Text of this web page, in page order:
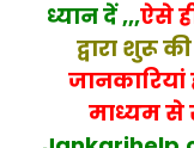
ध्यान दें ,,,ऐसे
द्वारा शुरू
माध्यम से